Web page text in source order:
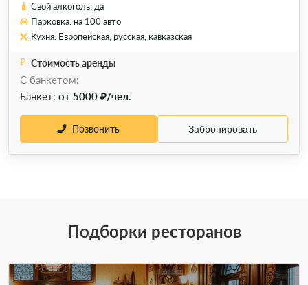
Свой алкоголь: да
Парковка: на 100 авто
Кухня: Европейская, русская, кавказская
Стоимость аренды
С банкетом:
Банкет: от 5000 ₽/чел.
Позвонить Забронировать
Подборки ресторанов